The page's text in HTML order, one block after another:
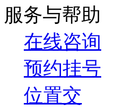
服务与帮助
在线咨询
预约挂号
位置交